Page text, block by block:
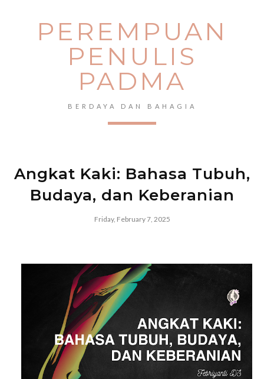
PEREMPUAN
PENULIS
PADMA
BERDAYA DAN BAHAGIA
Angkat Kaki: Bahasa Tubuh,
Budaya, dan Keberanian
Friday, February 7, 2025